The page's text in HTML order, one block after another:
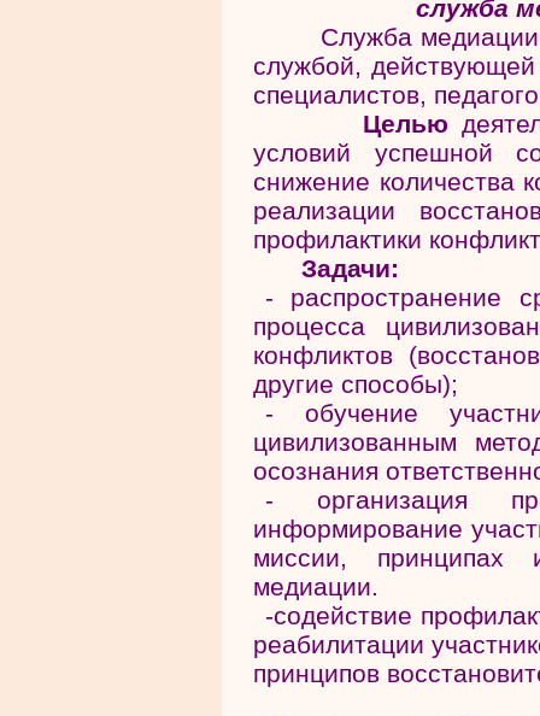
служба
Служба медиации
службой, действующей
специалистов,
Целью
условий успешной
снижение количества
реализации
профилактики
Задачи:
- распространение
процесса
конфликтов
другие способы);
- обучение
цивилизованным
осознания
- организация
информирование
миссии, принципах
медиации.
-содействие
реабилитации
принципов